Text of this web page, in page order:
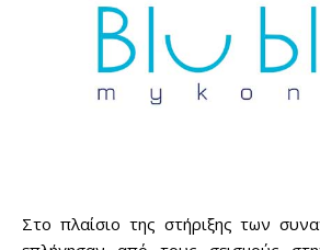
Στο πλαίσιο της στήριξης των